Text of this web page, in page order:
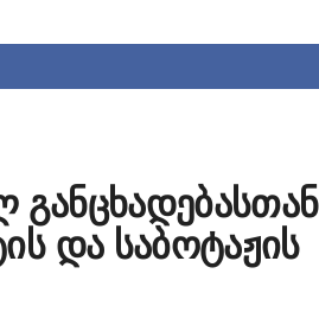
განცხადებასთან
და საბოტაჟის